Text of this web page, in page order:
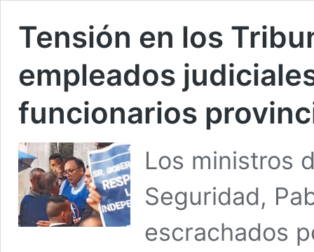
Tensión en los
empleados
funcionarios
Los ministros
Seguridad,
escrachados